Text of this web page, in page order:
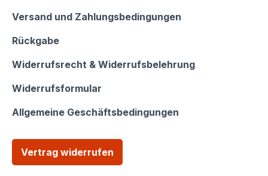
Versand und Zahlungsbedingungen
Rückgabe
Widerrufsrecht & Widerrufsbelehrung
Widerrufsformular
Allgemeine Geschäftsbedingungen
Vertrag widerrufen